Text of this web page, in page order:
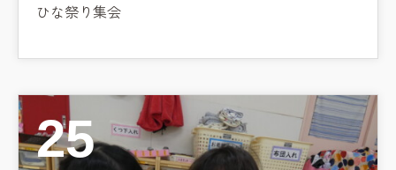
ひな祭り集会
25